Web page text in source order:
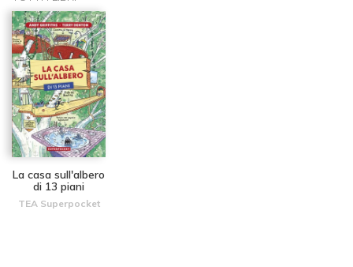
La casa sull'albero
di 13 piani
TEA Superpocket